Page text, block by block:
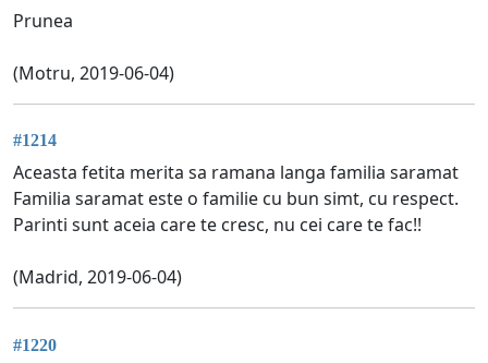
Prunea
(Motru, 2019-06-04)
#1214
Aceasta fetita merita sa ramana langa familia saramat
Familia saramat este o familie cu bun simt, cu respect.
Parinti sunt aceia care te cresc, nu cei care te fac!!
(Madrid, 2019-06-04)
#1220